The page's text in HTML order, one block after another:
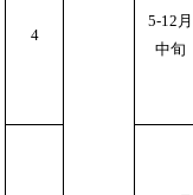
4
5-12月
中旬